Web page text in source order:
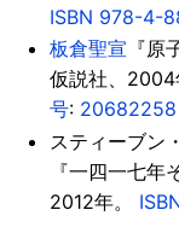
ISBN 978-4-
板倉聖宣 『原
仮説社、2004
号: 20682258
スティーブン
『一四一七年
2012年。